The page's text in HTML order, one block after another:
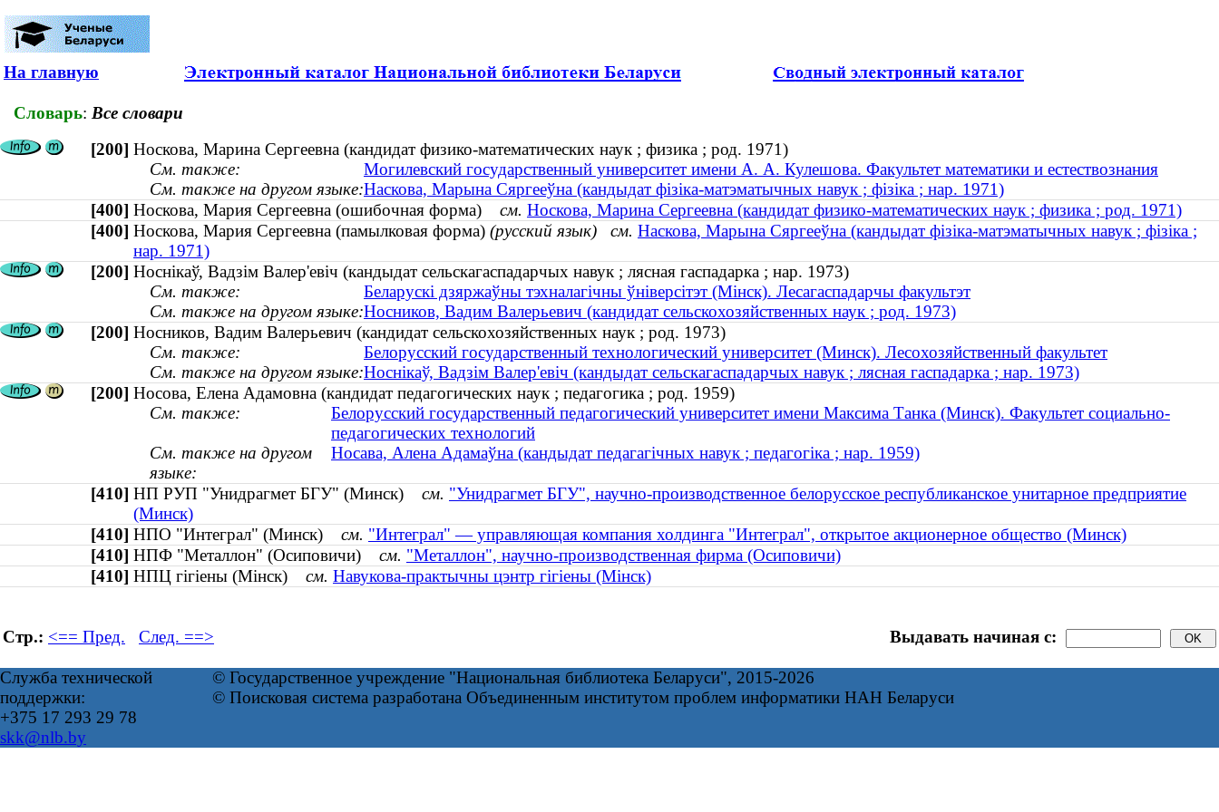
На главную
Словарь: Все словари
[200] Носкова, Марина Сергеевна (кандидат физико-математических наук ; физика ; род. 1971)
См. также:
Могилевский государственный университет имени А. А. Кулешова. Факультет математики и естествознания
См. также на другом языке:Наскова, Марына Сяргееўна (кандыдат фізіка-матэматычных навук ; фізіка ; нар. 1971)
[400] Носкова, Мария Сергеевна (ошибочная форма) см. Носкова, Марина Сергеевна (кандидат физико-математических наук ; физика ; род. 1971)
[400] Носкова, Мария Сергеевна (памылковая форма) (русский язык) см. Наскова, Марына Сяргееўна (кандыдат фізіка-матэматычных навук ; фізіка ;
нар. 1971)
[200] Носнікаў, Вадзім Валер'евіч (кандыдат сельскагаспадарчых навук ; лясная гаспадарка ; нар. 1973)
См. также:
Беларускі дзяржаўны тэхналагічны ўніверсітэт (Мінск). Лесагаспадарчы факультэт
См. также на другом языке:Носников, Вадим Валерьевич (кандидат сельскохозяйственных наук ; род. 1973)
[200] Носников, Вадим Валерьевич (кандидат сельскохозяйственных наук ; род. 1973)
См. также:
Белорусский государственный технологический университет (Минск). Лесохозяйственный факультет
См. также на другом языке:Носнікаў, Вадзім Валер'евіч (кандыдат сельскагаспадарчых навук ; лясная гаспадарка ; нар. 1973)
[200] Носова, Елена Адамовна (кандидат педагогических наук ; педагогика ; род. 1959)
См. также:
Белорусский государственный педагогический университет имени Максима Танка (Минск). Факультет социально-
педагогических технологий
См. также на другом
языке:
Носава, Алена Адамаўна (кандыдат педагагічных навук ; педагогіка ; нар. 1959)
[410] НП РУП "Унидрагмет БГУ" (Минск) см. "Унидрагмет БГУ", научно-производственное белорусское республиканское унитарное предприятие
(Минск)
[410] НПО "Интеграл" (Минск) см. "Интеграл" — управляющая компания холдинга "Интеграл", открытое акционерное общество (Минск)
[410] НПФ "Металлон" (Осиповичи) см. "Металлон", научно-производственная фирма (Осиповичи)
[410] НПЦ гігіены (Мінск) см. Навукова-практычны цэнтр гігіены (Мінск)
Стр.: <== Пред. След. ==> Выдавать начиная с:
Служба технической
поддержки:
+375 17 293 29 78
skk@nlb.by
© Государственное учреждение "Национальная библиотека Беларуси", 2015-2026
© Поисковая система разработана Объединенным институтом проблем информатики НАН Беларуси